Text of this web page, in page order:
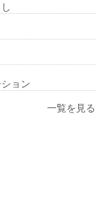
ョン
一覧を見る